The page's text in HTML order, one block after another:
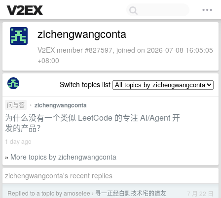
zichengwangconta
V2EX member #827597, joined on 2026-07-08 16:05:05
+08:00
Switch topics list
问与答 • zichengwangconta
为什么没有一个类似 LeetCode 的专注 AI/Agent 开
发的产品？
1 day ago
» More topics by zichengwangconta
zichengwangconta's recent replies
Replied to a topic by amoselee › 寻一正经白剽技术宅的道友 7 月 22 日